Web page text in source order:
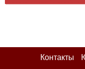
Контакты